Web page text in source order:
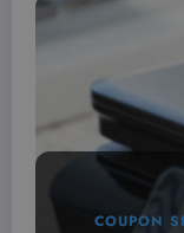
COUPON